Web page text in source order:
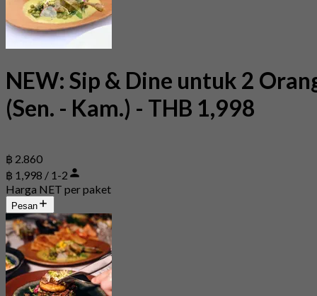
NEW: Sip & Dine untuk 2
(Sen. - Kam.) - THB 1,998
฿ 2.860
฿ 1,998 / 1-2
Harga NET per paket
Pesan